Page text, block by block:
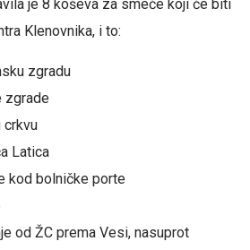
je 8 koševa za smeće koji će biti
Klenovnika, i to:
zgradu
zgrade
crkvu
Latica
kod bolničke porte
od ŽC prema Vesi, nasuprot